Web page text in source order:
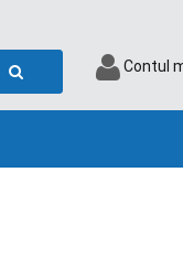
Contul